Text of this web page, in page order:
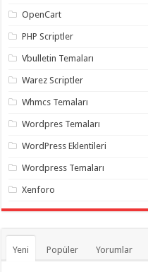
OpenCart
PHP Scriptler
Vbulletin Temaları
Warez Scriptler
Whmcs Temaları
Wordpres Temaları
WordPress Eklentileri
Wordpress Temaları
Xenforo
Yeni Popüler Yorumlar